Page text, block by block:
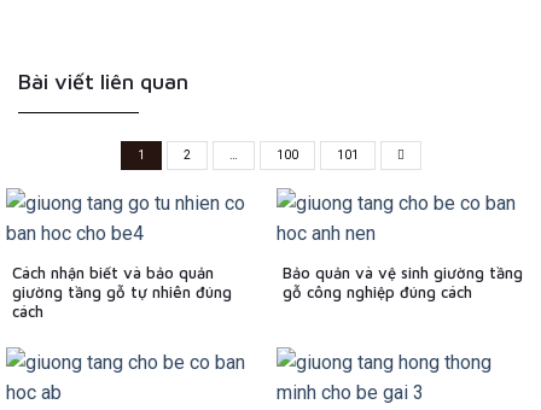
Bài viết liên quan
1 2 100 101
Cách nhận biết và bảo quản
giường tầng gỗ tự nhiên đúng
cách
Bảo quản và vệ sinh giường tầng
gỗ công nghiệp đúng cách